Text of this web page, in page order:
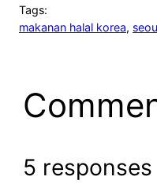
Tags:
makanan halal korea,
5